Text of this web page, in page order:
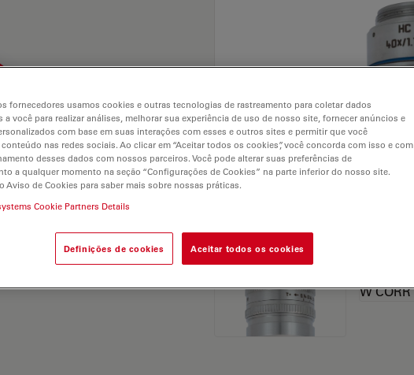
Explore ourObjective
find the best fit for
fornecedores usamos cookies e outras tecnologias de rastreamento para coletar dados
a você para realizar análises, melhorar sua experiência de uso de nosso site, fornecer anúncios e
com base em suas interações com esses e outros sites e permitir que você
nas redes sociais. Ao clicar em “Aceitar todos os cookies”, você concorda com isso e com
desses dados com nossos parceiros. Você pode alterar suas preferências de
a qualquer momento na seção “Configurações de Cookies” na parte inferior do nosso site.
Aviso de Cookies para saber mais sobre nossas práticas.
Cookie Partners Details
Definições de cookies Aceitar todos os cookies